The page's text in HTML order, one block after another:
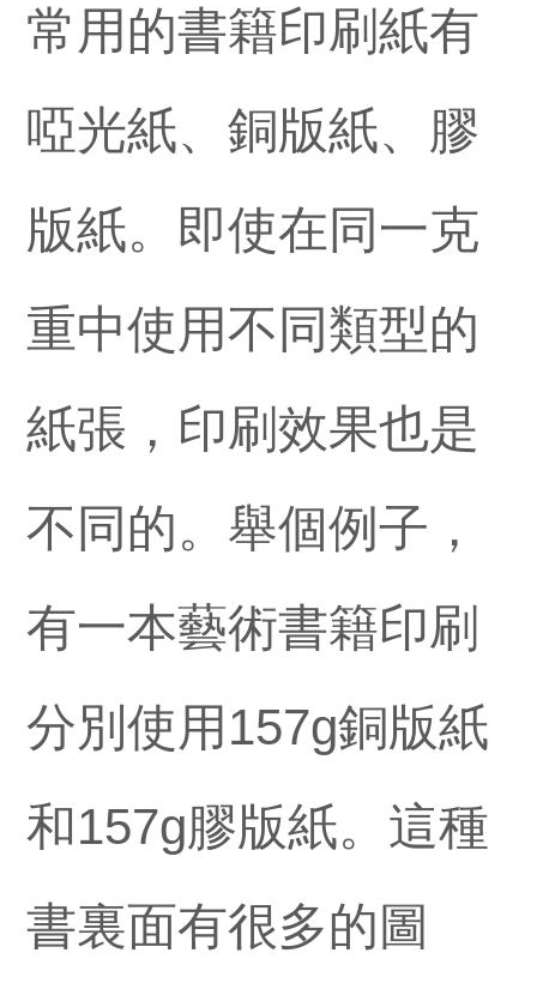
常用的書籍印刷紙有
啞光紙、銅版紙、膠
版紙。即使在同一克
重中使用不同類型的
紙張，印刷效果也是
不同的。舉個例子，
有一本藝術書籍印刷
分別使用157g銅版紙
和157g膠版紙。這種
書裏面有很多的圖